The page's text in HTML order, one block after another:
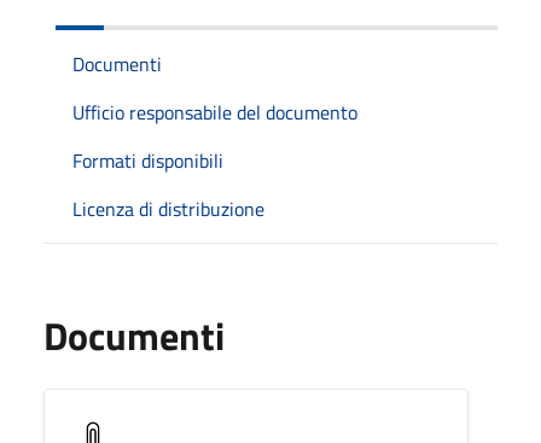
Documenti
Ufficio responsabile del documento
Formati disponibili
Licenza di distribuzione
Documenti